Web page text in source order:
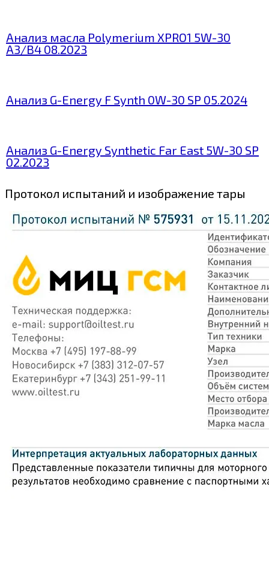
Анализ масла Polymerium XPRO1 5W-30
A3/B4 08.2023
Анализ G-Energy F Synth 0W-30 SP 05.2024
Анализ G-Energy Synthetic Far East 5W-30 SP
02.2023
Протокол испытаний и изображение тары